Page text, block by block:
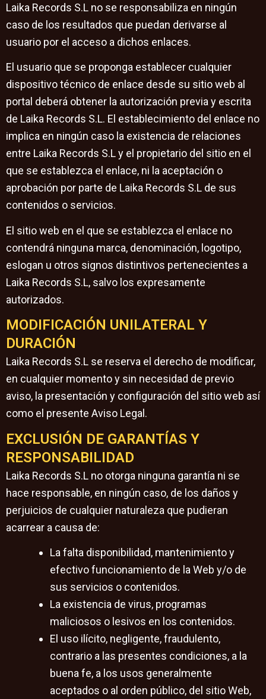
Laika Records S.L no se responsabiliza en ningún
caso de los resultados que puedan derivarse al
usuario por el acceso a dichos enlaces.
El usuario que se proponga establecer cualquier
dispositivo técnico de enlace desde su sitio web al
portal deberá obtener la autorización previa y escrita
de Laika Records S.L. El establecimiento del enlace no
implica en ningún caso la existencia de relaciones
entre Laika Records S.L y el propietario del sitio en el
que se establezca el enlace, ni la aceptación o
aprobación por parte de Laika Records S.L de sus
contenidos o servicios.
El sitio web en el que se establezca el enlace no
contendrá ninguna marca, denominación, logotipo,
eslogan u otros signos distintivos pertenecientes a
Laika Records S.L, salvo los expresamente
autorizados.
MODIFICACIÓN UNILATERAL Y
DURACIÓN
Laika Records S.L se reserva el derecho de modificar,
en cualquier momento y sin necesidad de previo
aviso, la presentación y configuración del sitio web así
como el presente Aviso Legal.
EXCLUSIÓN DE GARANTÍAS Y
RESPONSABILIDAD
Laika Records S.L no otorga ninguna garantía ni se
hace responsable, en ningún caso, de los daños y
perjuicios de cualquier naturaleza que pudieran
acarrear a causa de:
La falta disponibilidad, mantenimiento y
efectivo funcionamiento de la Web y/o de
sus servicios o contenidos.
La existencia de virus, programas
maliciosos o lesivos en los contenidos.
El uso ilícito, negligente, fraudulento,
contrario a las presentes condiciones, a la
buena fe, a los usos generalmente
aceptados o al orden público, del sitio Web,